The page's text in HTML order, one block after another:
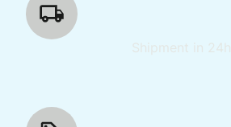
Shipment in 24h